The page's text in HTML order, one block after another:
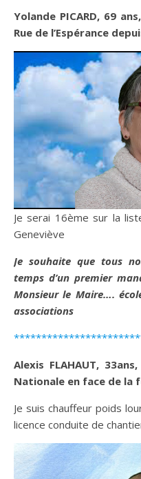
Yolande PICARD, 69
Rue de l’Espérance
Je serai 16ème sur la
Geneviève
Je souhaite que tous
temps d’un premier
Monsieur le Maire….
associations
Alexis FLAHAUT,
Nationale en face de la
Je suis chauffeur poids
licence conduite de